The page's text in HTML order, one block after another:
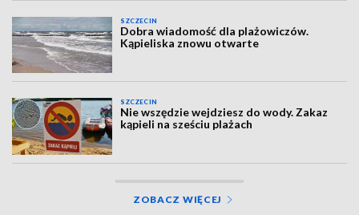
SZCZECIN
Dobra wiadomość dla plażowiczów.
Kąpieliska znowu otwarte
SZCZECIN
Nie wszędzie wejdziesz do wody. Zakaz
kąpieli na sześciu plażach
ZOBACZ WIĘCEJ